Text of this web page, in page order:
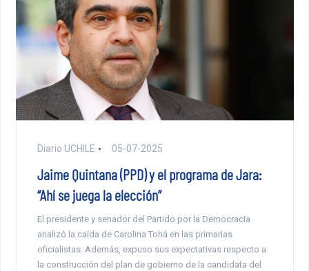
Diario UCHILE 05-07-2025
Jaime Quintana (PPD) y el programa de Jara:
“Ahí se juega la elección”
El presidente y senador del Partido por la Democracia
analizó la caída de Carolina Tohá en las primarias
oficialistas. Además, expuso sus expectativas respecto a
la construcción del plan de gobierno de la candidata del